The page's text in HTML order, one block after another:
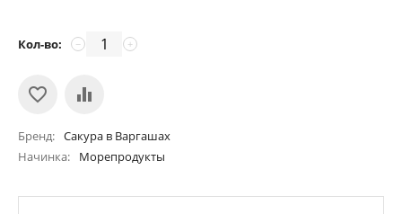
Кол-во: +
−
Бренд
Сакура в Варгашах
Начинка
Морепродукты